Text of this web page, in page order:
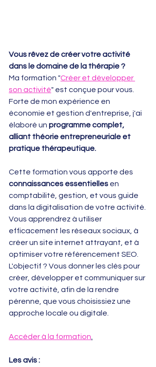
Vous rêvez de créer votre activité
dans le domaine de la thérapie ?
Ma formation "Créer et développer
son activité" est conçue pour vous.
Forte de mon expérience en
économie et gestion d'entreprise, j'ai
élaboré un programme complet,
alliant théorie entrepreneuriale et
pratique thérapeutique.
Cette formation vous apporte des
connaissances essentielles en
comptabilité, gestion, et vous guide
dans la digitalisation de votre activité.
Vous apprendrez à utiliser
efficacement les réseaux sociaux, à
créer un site internet attrayant, et à
optimiser votre référencement SEO.
L'objectif ? Vous donner les clés pour
créer, développer et communiquer sur
votre activité, afin de la rendre
pérenne, que vous choisissiez une
approche locale ou digitale.
Accéder à la formation
Les avis :